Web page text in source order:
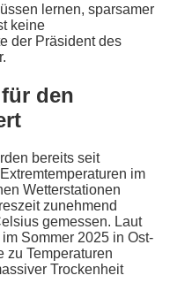
lernen, sparsamer
keine
der Präsident des
den
bereits seit
im
Wetterstationen
zunehmend
gemessen. Laut
Sommer 2025 in Ost-
zu Temperaturen
Trockenheit